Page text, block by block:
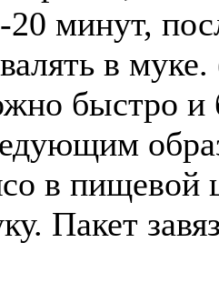
20 минут,
в
быстро и
в пищевой
Пакет